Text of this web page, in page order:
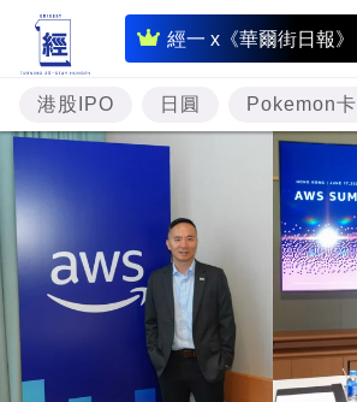
經一 x《華爾街日報》
即
時
財
經
投
市
港股IPO 日圓 Pokemon卡